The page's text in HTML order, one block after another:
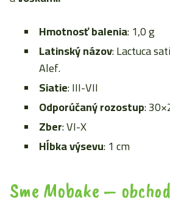
Hmotnosť balenia: 1,0 g
Latinský názov: Lactuca
Alef.
Siatie: III-VII
Odporúčaný rozostup:
Zber: VI-X
Hĺbka výsevu: 1 cm
Sme Mobake –